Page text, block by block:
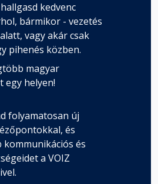
kedvenc
bármikor - vezetés
vagy akár csak
pihenés közben.
magyar
egy helyen!
folyamatosan új
és
és
a VOIZ